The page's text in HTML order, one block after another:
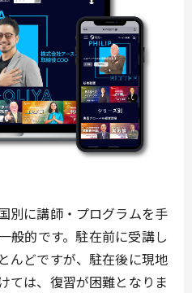
別に講師・プログラムを手
般的です。駐在前に受講し
んどですが、駐在後に現地
ては、復習が困難となりま